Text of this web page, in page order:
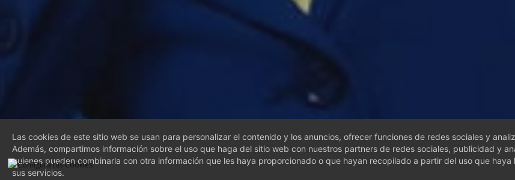
Las cookies de este sitio web se usan para personalizar el contenido y los anuncios, ofrecer funciones de redes sociales y
Además, compartimos información sobre el uso que haga del sitio web con nuestros partners de redes sociales, publicidad y
quienes pueden combinarla con otra información que les haya proporcionado o que hayan recopilado a partir del uso que haya
sus servicios.